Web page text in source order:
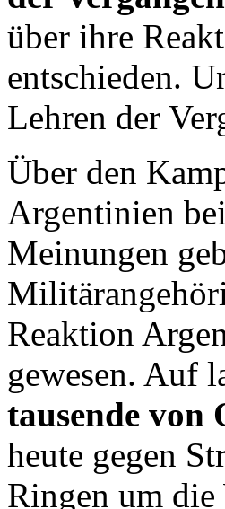
über ihre
entschieden.
Lehren der
Über den
Argentinien
Meinungen
Reaktion
gewesen. Auf
tausende von
heute gegen
Ringen um